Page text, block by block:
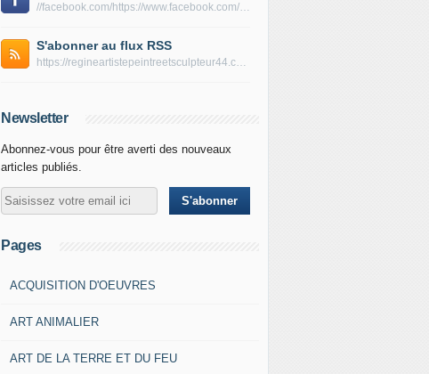
//facebook.com/https://www.facebook.com/peltierregine
S'abonner au flux RSS
https://regineartistepeintreetsculpteur44.com/rss
Newsletter
Abonnez-vous pour être averti des nouveaux
articles publiés.
Pages
ACQUISITION D'OEUVRES
ART ANIMALIER
ART DE LA TERRE ET DU FEU